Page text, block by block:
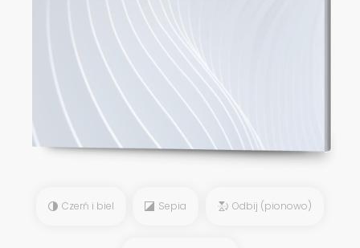
Czerń i biel Sepia Odbij (pionowo)